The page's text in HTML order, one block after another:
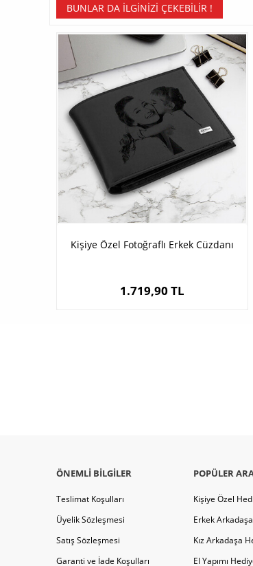
BUNLAR DA İLGINIZI ÇEKEBILIR !
Kişiye Özel Fotoğraflı Erkek Cüzdanı
1.719,90 TL
ÖNEMLI BILGILER
Teslimat Koşulları
Üyelik Sözleşmesi
Satış Sözleşmesi
Garanti ve İade Koşulları
POPÜLER
Kişiye Özel
Erkek
Kız Arkadaşa
El Yapımı